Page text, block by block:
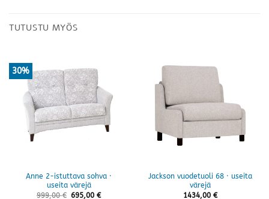
TUTUSTU MYÖS
30%
Anne 2-istuttava sohva ·
useita värejä
999,00€ 695,00€
Jackson vuodetuoli 68 · useita
värejä
1434,00 €